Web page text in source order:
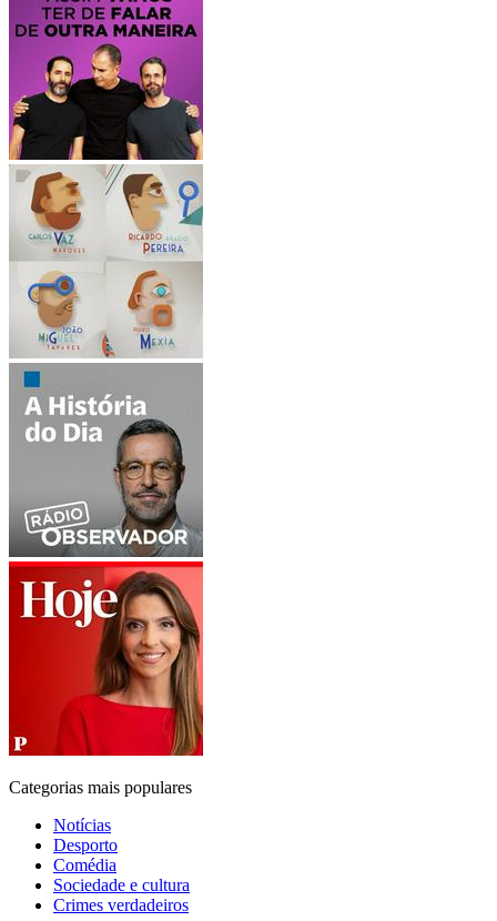
Categorias mais populares
Notícias
Desporto
Comédia
Sociedade e cultura
Crimes verdadeiros